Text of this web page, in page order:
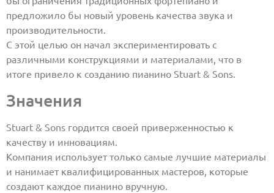
предложило бы новый уровень качества звука и
производительности.
С этой целью он начал экспериментировать с
различными конструкциями и материалами, что в
итоге привело к созданию пианино Stuart & Sons.
Значения
Stuart & Sons гордится своей приверженностью к
качеству и инновациям.
Компания использует только самые лучшие материалы
и нанимает квалифицированных мастеров, которые
создают каждое пианино вручную.